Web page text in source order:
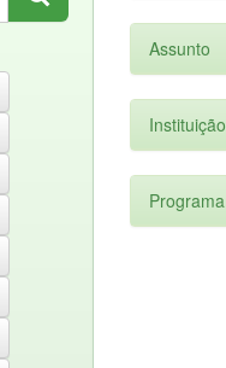
Assunto
Instituição
Programa